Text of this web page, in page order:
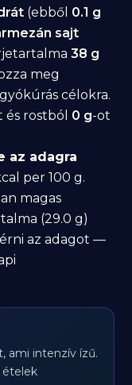
(ebből 0.1 g
sajt
38 g
meg
célokra.
és rostból 0 g-ot
az adagra
per 100 g.
magas
(29.0 g)
az adagot —
ami intenzív ízű.
ételek